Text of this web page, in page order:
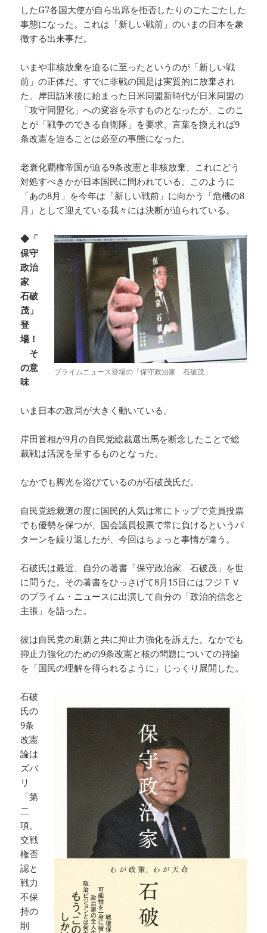
したG7各国大使が自ら出席を拒否したりのごたごたした
事態になった。これは「新しい戦前」のいまの日本を象
徴する出来事だ。
いまや非核放棄を迫るに至ったというのが「新しい戦
前」の正体だ。すでに非戦の国是は実質的に放棄され
た。岸田訪米後に始まった日米同盟新時代が日米同盟の
「攻守同盟化」への変容を示すものとなったが、このこ
とが「戦争のできる自衛隊」を要求、言葉を換えれば9
条改憲を迫ることは必至の事態になった。
老衰化覇権帝国が迫る9条改憲と非核放棄、これにどう
対処すべきかが日本国民に問われている。このように
「あの8月」を今年は「新しい戦前」に向かう「危機の8
月」として迎えている我々には決断が迫られている。
プライムニュース登場の「保守政治家 石破茂」
◆「
保守
政治
家
石破
茂」
登
場！
そ
の意
味
いま日本の政局が大きく動いている。
岸田首相が9月の自民党総裁選出馬を断念したことで総
裁戦は活況を呈するものとなった。
なかでも脚光を浴びているのが石破茂氏だ。
自民党総裁選の度に国民的人気は常にトップで党員投票
でも優勢を保つが、国会議員投票で常に負けるというパ
ターンを繰り返したが、今回はちょっと事情が違う。
石破氏は最近、自分の著書「保守政治家 石破茂」を世
に問うた。その著書をひっさげて8月15日にはフジＴＶ
のプライム・ニュースに出演して自分の「政治的信念と
主張」を語った。
彼は自民党の刷新と共に抑止力強化を訴えた。なかでも
抑止力強化のための9条改憲と核の問題についての持論
を「国民の理解を得られるように」じっくり展開した。
石破
氏の
9条
改憲
論は
ズバ
リ
「第
二
項、
交戦
権否
認と
戦力
不保
持の
削